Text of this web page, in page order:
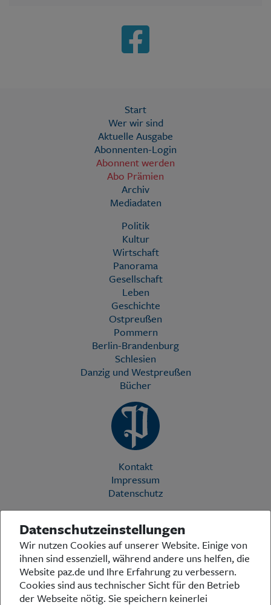
Start
Wer wir sind
Aktuelle Ausgabe
Abonnenten-Login
Abonnent werden
Abo Prämien
Archiv
Mediadaten
Politik
Kultur
Wirtschaft
Panorama
Gesellschaft
Leben
Geschichte
Ostpreußen
Pommern
Berlin-Brandenburg
Schlesien
Danzig und Westpreußen
Bücher
Kontakt
Impressum
Datenschutz
Die Preußische Allgemeine Zeitung (PAZ) ist eine einzigartige Stimme
in der deutschen Medienlandschaft. Woche für Woche berichtet sie
über das aktuelle Zeitgeschehen in Politik, Kultur und Wirtschaft und
bezieht zu den grundlegenden Entwicklungen unserer Gesellschaft
Stellung. In ihrer Arbeit fühlt sich die Redaktion dem traditionellen
preußischen Wertekanon verpflichtet: Das alte Preußen stand und
Datenschutzeinstellungen
Wir nutzen Cookies auf unserer Website. Einige von
ihnen sind essenziell, während andere uns helfen, die
Website paz.de und Ihre Erfahrung zu verbessern.
Cookies sind aus technischer Sicht für den Betrieb
der Webseite nötig. Sie speichern keinerlei